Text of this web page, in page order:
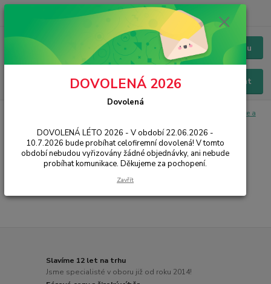
Menu
Hledat
Chat / Online podpora - 24/7
Zobrazovací válce a
Canon
Slavíme 12 let na trhu
Jsme specialisté v oboru již od roku 2014!
DOVOLENÁ 2026
Dovolená
DOVOLENÁ LÉTO 2026 - V období 22.06.2026 -
10.7.2026 bude probíhat celofiremní dovolená! V tomto
období nebudou vyřizovány žádné objednávky, ani nebude
probíhat komunikace. Děkujeme za pochopení.
Zavřít